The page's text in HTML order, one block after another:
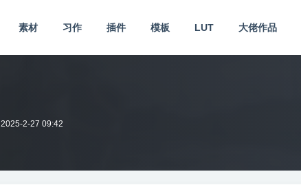
素材 习作 插件 模板 LUT 大佬作品
2025-2-27 09:42